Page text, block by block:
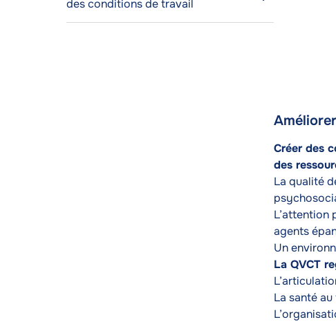
des conditions de travail
Texte
Créer des
des
La qualité
L’attention
agents
Un
La QVCT
La santé